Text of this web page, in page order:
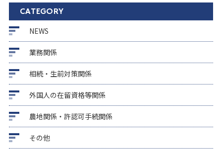
CATEGORY
NEWS
業務関係
相続・生前対策関係
外国人の在留資格等関係
農地関係・許認可手続関係
その他